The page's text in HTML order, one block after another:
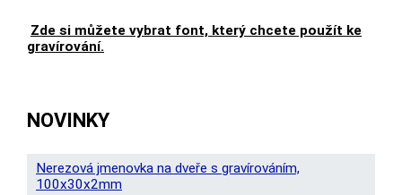
Zde si můžete vybrat font, který chcete použít ke
gravírování.
NOVINKY
Nerezová jmenovka na dveře s gravírováním,
100x30x2mm